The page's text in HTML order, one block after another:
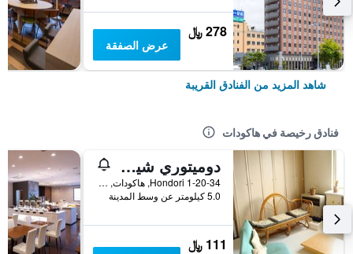
278 ﷼
عرض الصفقة
شاهد المزيد من الفنادق القريبة
فنادق رخيصة في هاكودات
دوميتوري شيليشيلي
1-20-34 Hondori, هاكودات, اليابان
5.0 كيلومتر عن وسط المدينة
111 ﷼